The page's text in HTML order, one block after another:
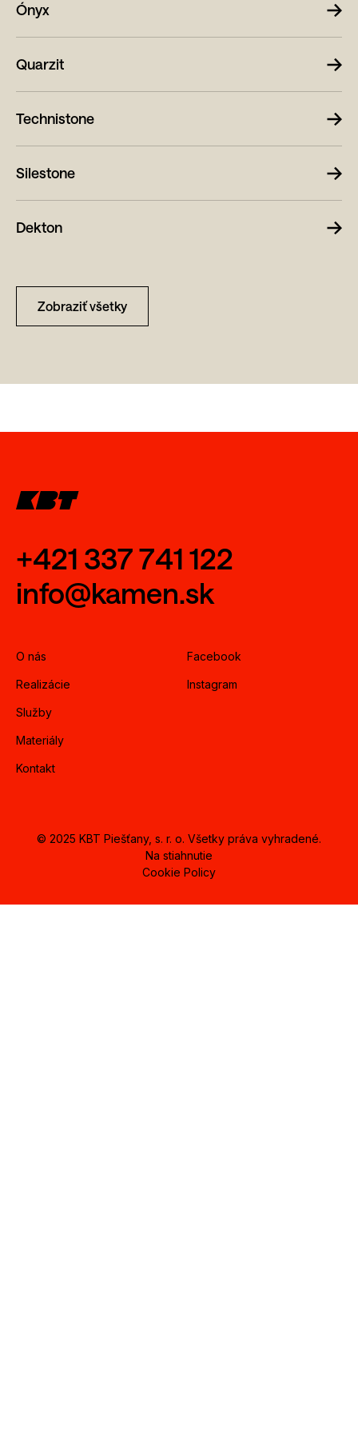
Ónyx
Quarzit
Technistone
Silestone
Dekton
Zobraziť všetky
+421 337 741 122
info@kamen.sk
O nás
Realizácie
Služby
Materiály
Kontakt
Facebook
Instagram
© 2025 KBT Piešťany, s. r. o. Všetky práva vyhradené.
Na stiahnutie
Cookie Policy